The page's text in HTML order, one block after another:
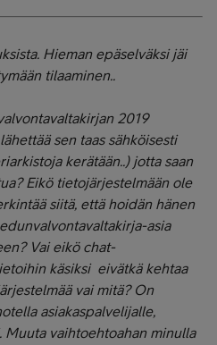
Hieman epäselväksi jäi
tilaaminen..
2019
sen taas sähköisesti
kerätään..) jotta saan
Eikö tietojärjestelmään ole
siitä, että hoidän hänen
asia
Vai eikö chat-
käsiksi eivätkä kehtaa
vai mitä? On
asiakaspalvelijalle,
Muuta vaihtoehtoahan minulla